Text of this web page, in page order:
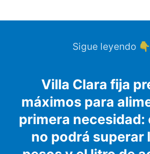
Sigue leyendo 👇